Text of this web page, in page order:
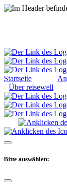
Startseite
Über reisewell
Bitte auswählen: